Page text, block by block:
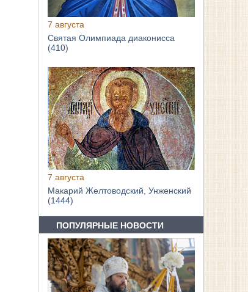
7 августа
Святая Олимпиада диаконисса
(410)
7 августа
Макарий Желтоводский, Унженский
(1444)
ПОПУЛЯРНЫЕ НОВОСТИ